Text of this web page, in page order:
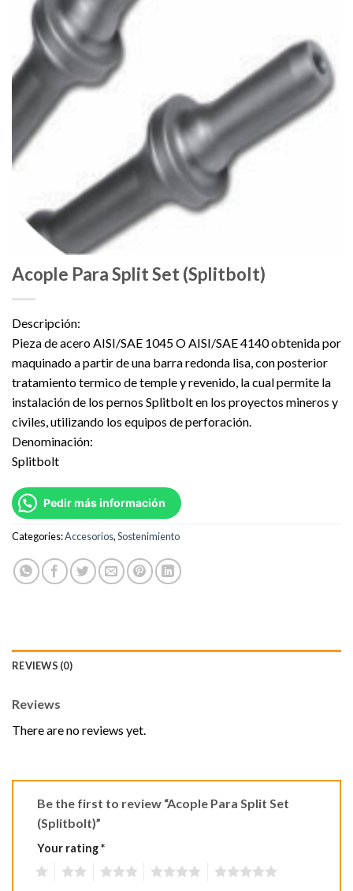
Acople Para Split Set (Splitbolt)
Descripción:
Pieza de acero AISI/SAE 1045 O AISI/SAE 4140 obtenida por
maquinado a partir de una barra redonda lisa, con posterior
tratamiento termico de temple y revenido, la cual permite la
instalación de los pernos Splitbolt en los proyectos mineros y
civiles, utilizando los equipos de perforación.
Denominación:
Splitbolt
Pedir más información
Categories:Accesorios,Sostenimiento
REVIEWS (0)
Reviews
There are no reviews yet.
Be the first to review “Acople Para Split Set
(Splitbolt)”
Your rating*